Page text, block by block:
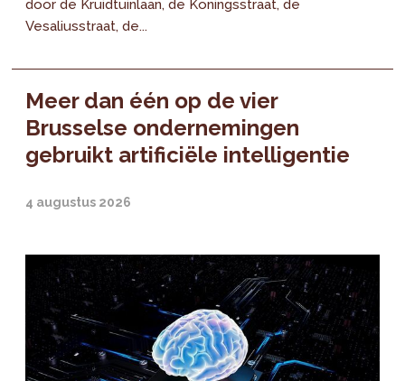
door de Kruidtuinlaan, de Koningsstraat, de
Vesaliusstraat, de...
Meer dan één op de vier
Brusselse ondernemingen
gebruikt artificiële intelligentie
4 augustus 2026